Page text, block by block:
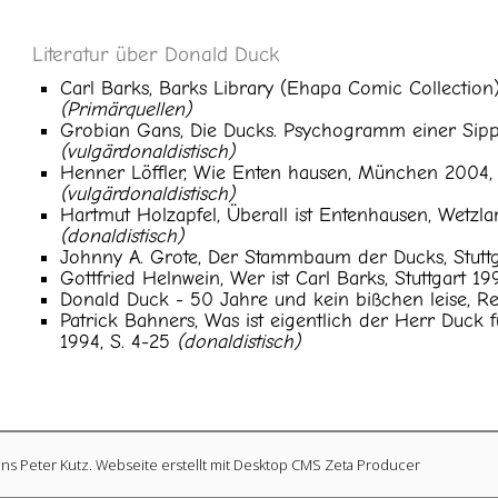
Literatur über Donald Duck
Carl Barks, Barks Library (Ehapa Comic
(Primärquellen)
Grobian Gans, Die Ducks. Psychogramm einer
(vulgärdonaldistisch)
Henner Löffler, Wie Enten hausen, München 2004,
(vulgärdonaldistisch)
Hartmut Holzapfel, Überall ist Entenhausen,
(donaldistisch)
Johnny A. Grote, Der Stammbaum der Ducks,
Gottfried Helnwein, Wer ist Carl Barks, Stuttgart
Donald Duck - 50 Jahre und kein bißchen leise,
Patrick Bahners, Was ist eigentlich der Herr Duck
1994, S. 4-25 (donaldistisch)
Peter Kutz. Webseite erstellt mit Desktop CMS Zeta Producer